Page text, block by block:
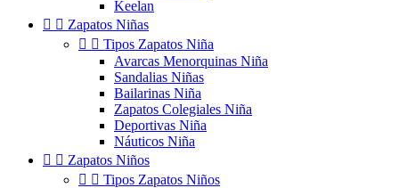
Keelan
  Zapatos Niñas
  Tipos Zapatos Niña
Avarcas Menorquinas Niña
Sandalias Niñas
Bailarinas Niña
Zapatos Colegiales Niña
Deportivas Niña
Náuticos Niña
  Zapatos Niños
  Tipos Zapatos Niños